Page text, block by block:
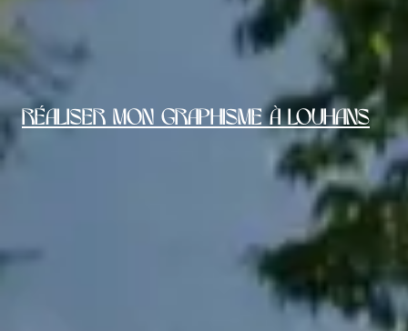
Réaliser mon graphisme à Louhans